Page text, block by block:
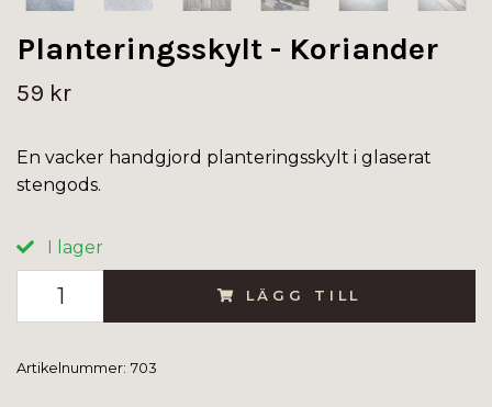
Planteringsskylt - Koriander
59 kr
En vacker handgjord planteringsskylt i glaserat
stengods.
I lager
LÄGG TILL
Artikelnummer: 703